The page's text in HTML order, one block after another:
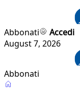
Abbonati
Accedi
August 7, 2026
Abbonati